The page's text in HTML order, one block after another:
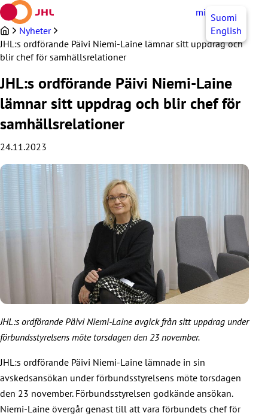
Hoppa
till
innehållet
mittJHL SV
Suomi
English
Nyheter
JHL:s ordförande Päivi Niemi-Laine lämnar sitt uppdrag och
blir chef för samhällsrelationer
JHL:s ordförande Päivi Niemi-Laine
lämnar sitt uppdrag och blir chef för
samhällsrelationer
24.11.2023
JHL:s ordförande Päivi Niemi-Laine avgick från sitt uppdrag under
förbundsstyrelsens möte torsdagen den 23 november.
JHL:s ordförande Päivi Niemi-Laine lämnade in sin
avskedsansökan under förbundsstyrelsens möte torsdagen
den 23 november. Förbundsstyrelsen godkände ansökan.
Niemi-Laine övergår genast till att vara förbundets chef för